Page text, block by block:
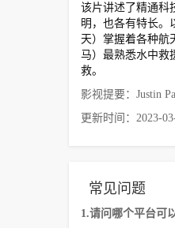
该片讲述了精通科
明，也各有特长。
天）掌握着各种航
马）最熟悉水中救
救。
影视提要：Justin
更新时间：2023-
常见问题
1.请问哪个平台可